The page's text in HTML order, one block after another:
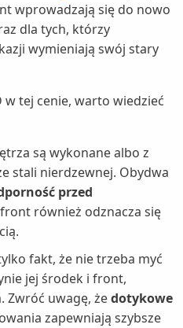
wprowadzają się do nowo
dla tych, którzy
wymieniają swój stary
w tej cenie, warto wiedzieć
są wykonane albo z
stali nierdzewnej. Obydwa
przed
również odznacza się
fakt, że nie trzeba myć
jej środek i front,
Zwróć uwagę, żedotykowe
zapewniają szybsze